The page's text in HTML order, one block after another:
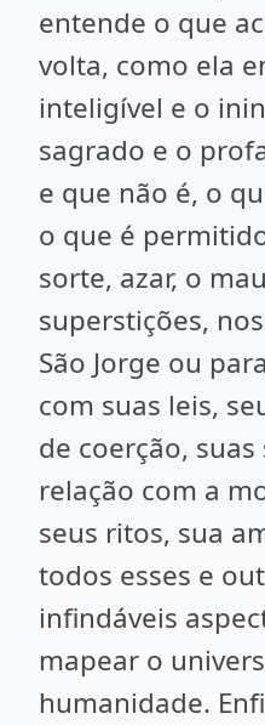
entende o que
volta, como ela
inteligível e o
sagrado e o
e que não é, o
o que é
sorte, azar, o
superstições,
São Jorge ou
com suas leis,
de coerção,
relação com a
seus ritos, sua
todos esses e
infindáveis
mapear o
humanidade.